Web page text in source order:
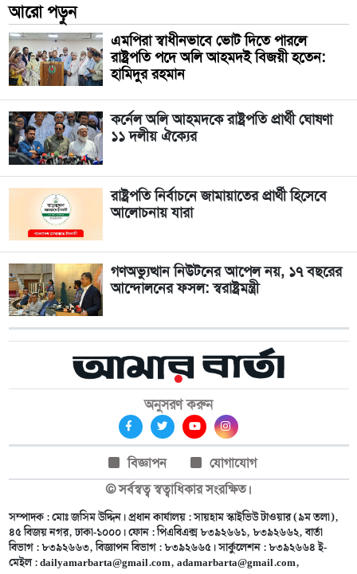
আরো পড়ুন
এমপিরা স্বাধীনভাবে ভোট দিতে পারলে
রাষ্ট্রপতি পদে অলি আহমদই বিজয়ী হতেন:
হামিদুর রহমান
কর্নেল অলি আহমদকে রাষ্ট্রপতি প্রার্থী ঘোষণা
১১ দলীয় ঐক্যের
রাষ্ট্রপতি নির্বাচনে জামায়াতের প্রার্থী হিসেবে
আলোচনায় যারা
গণঅভ্যুত্থান নিউটনের আপেল নয়, ১৭ বছরের
আন্দোলনের ফসল: স্বরাষ্ট্রমন্ত্রী
অনুসরণ করুন
বিজ্ঞাপন
যোগাযোগ
© সর্বস্বত্ব স্বত্বাধিকার সংরক্ষিত।
সম্পাদক : মোঃ জসিম উদ্দিন। প্রধান কার্যালয় : সায়হাম স্কাইভিউ টাওয়ার (৯ম তলা),
৪৫ বিজয় নগর, ঢাকা-১০০০। ফোন : পিএবিএক্স ৮৩৯২৬৬১, ৮৩৯২৬৬২, বার্তা
বিভাগ : ৮৩৯২৬৬৩, বিজ্ঞাপন বিভাগ : ৮৩৯২৬৬৫। সার্কুলেশন : ৮৩৯২৬৬৪ ই-
মেইল :dailyamarbarta@gmail.com,adamarbarta@gmail.com,